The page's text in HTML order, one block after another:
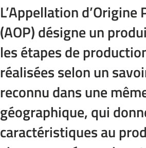
L’Appellation d’Origine
(AOP) désigne un
les étapes de
réalisées selon un
reconnu dans une
géographique, qui
caractéristiques au